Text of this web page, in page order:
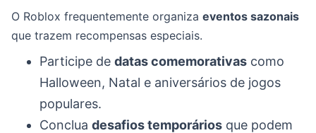
O Roblox frequentemente organiza eventos sazonais
que trazem recompensas especiais.
Participe de datas comemorativas como
Halloween, Natal e aniversários de jogos
populares.
Conclua desafios temporários que podem